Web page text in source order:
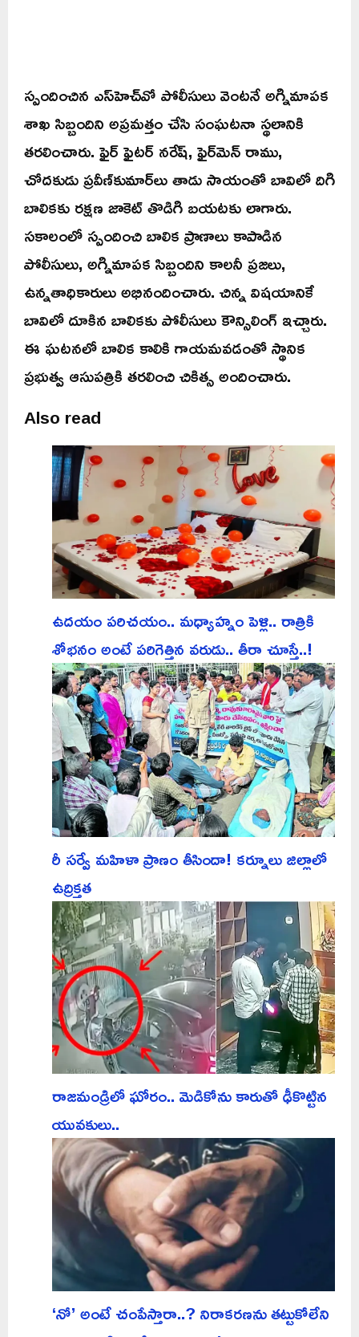
స్పందించిన ఎస్‌హెచ్‌వో పోలీసులు వెంటనే అగ్నిమాపక
శాఖ సిబ్బందిని అప్రమత్తం చేసి సంఘటనా స్థలానికి
తరలించారు. ఫైర్‌ ఫైటర్‌ నరేష్, ఫైర్‌మెన్‌ రాము,
చోదకుడు ప్రవీణ్‌కుమార్‌లు తాడు సాయంతో బావిలో దిగి
బాలికకు రక్షణ జాకెట్‌ తొడిగి బయటకు లాగారు.
సకాలంలో స్పందించి బాలిక ప్రాణాలు కాపాడిన
పోలీసులు, అగ్నిమాపక సిబ్బందిని కాలనీ ప్రజలు,
ఉన్నతాధికారులు అభినందించారు. చిన్న విషయానికే
బావిలో దూకిన బాలికకు పోలీసులు కౌన్సిలింగ్ ఇచ్చారు.
ఈ ఘటనలో బాలిక కాలికి గాయమవడంతో స్థానిక
ప్రభుత్వ ఆసుపత్రికి తరలించి చికిత్స అందించారు.
Also read
ఉదయం పరిచయం.. మధ్యాహ్నం పెళ్లి.. రాత్రికి
శోభనం అంటే పరిగెత్తిన వరుడు.. తీరా చూస్తే..!
రీ సర్వే మహిళా ప్రాణం తీసిందా! కర్నూలు జిల్లాలో
ఉద్రిక్తత
రాజమండ్రిలో ఘోరం.. మెడికోను కారుతో ఢీకొట్టిన
యువకులు..
‘నో’ అంటే చంపేస్తారా..? నిరాకరణను తట్టుకోలేని